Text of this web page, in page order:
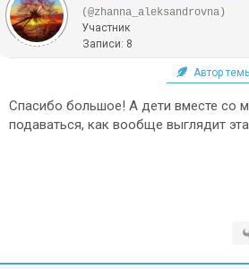
(@zhanna_aleksandrovna)
Участник
Записи: 8
Автор
Спасибо большое! А дети вместе со
подаваться, как вообще выглядит